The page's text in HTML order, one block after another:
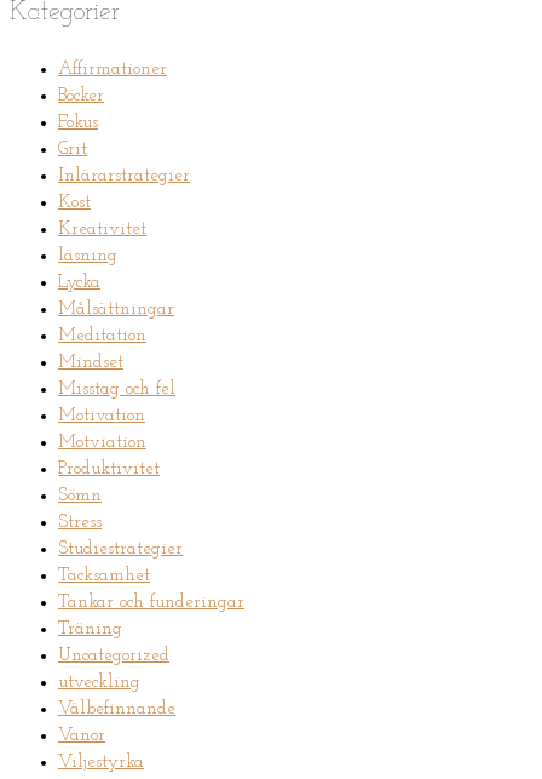
Kategorier
Affirmationer
Böcker
Fokus
Grit
Inlärarstrategier
Kost
Kreativitet
läsning
Lycka
Målsättningar
Meditation
Mindset
Misstag och fel
Motivation
Motviation
Produktivitet
Sömn
Stress
Studiestrategier
Tacksamhet
Tankar och funderingar
Träning
Uncategorized
utveckling
Välbefinnande
Vanor
Viljestyrka